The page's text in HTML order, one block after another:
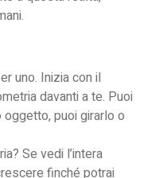
uno. Inizia con il
davanti a te. Puoi
oggetto, puoi girarlo o
Se vedi l’intera
finché potrai